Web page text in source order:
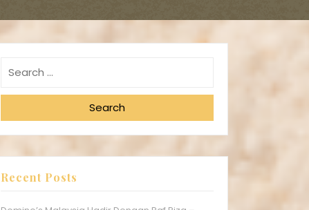
Search
Recent Posts